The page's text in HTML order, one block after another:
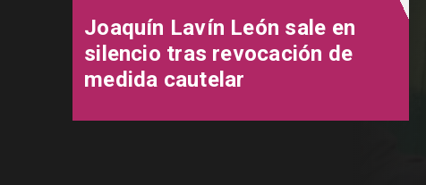
Joaquín Lavín León sale en
silencio tras revocación de
medida cautelar